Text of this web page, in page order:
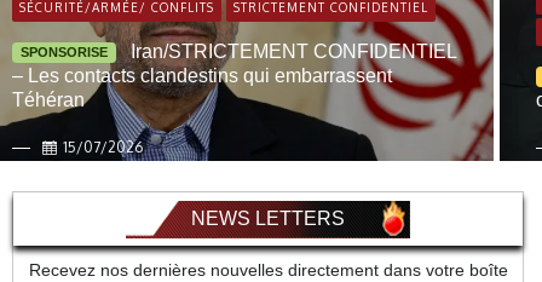
SÉCURITÉ/ARMÉE/ CONFLITS STRICTEMENT CONFIDENTIEL
SPONSORISE
Iran/STRICTEMENT CONFIDENTIEL
– Les contacts clandestins qui embarrassent
Téhéran
15/07/2026
NEWS LETTERS
Recevez nos dernières nouvelles directement dans votre boîte